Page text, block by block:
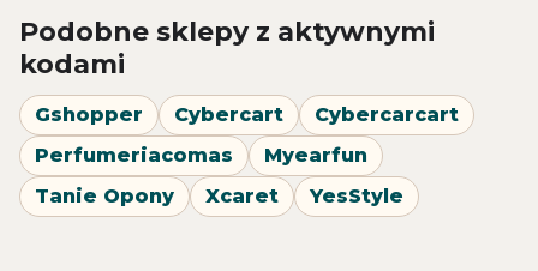
Podobne sklepy z aktywnymi
kodami
Gshopper Cybercart
Cybercarcart
Perfumeriacomas
Myearfun
Tanie Opony
Xcaret YesStyle